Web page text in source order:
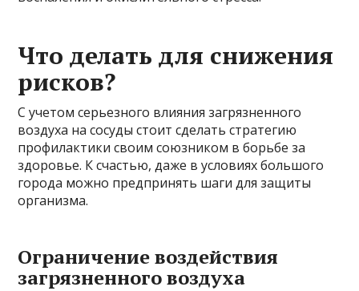
Что делать для снижения
рисков?
С учетом серьезного влияния загрязненного
воздуха на сосуды стоит сделать стратегию
профилактики своим союзником в борьбе за
здоровье. К счастью, даже в условиях большого
города можно предпринять шаги для защиты
организма.
Ограничение воздействия
загрязненного воздуха